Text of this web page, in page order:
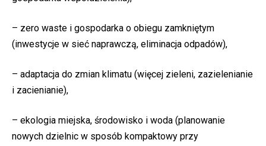
– zero waste i gospodarka o obiegu zamkniętym
(inwestycje w sieć naprawczą, eliminacja odpadów),
– adaptacja do zmian klimatu (więcej zieleni, zazielenianie
i zacienianie),
– ekologia miejska, środowisko i woda (planowanie
nowych dzielnic w sposób kompaktowy przy